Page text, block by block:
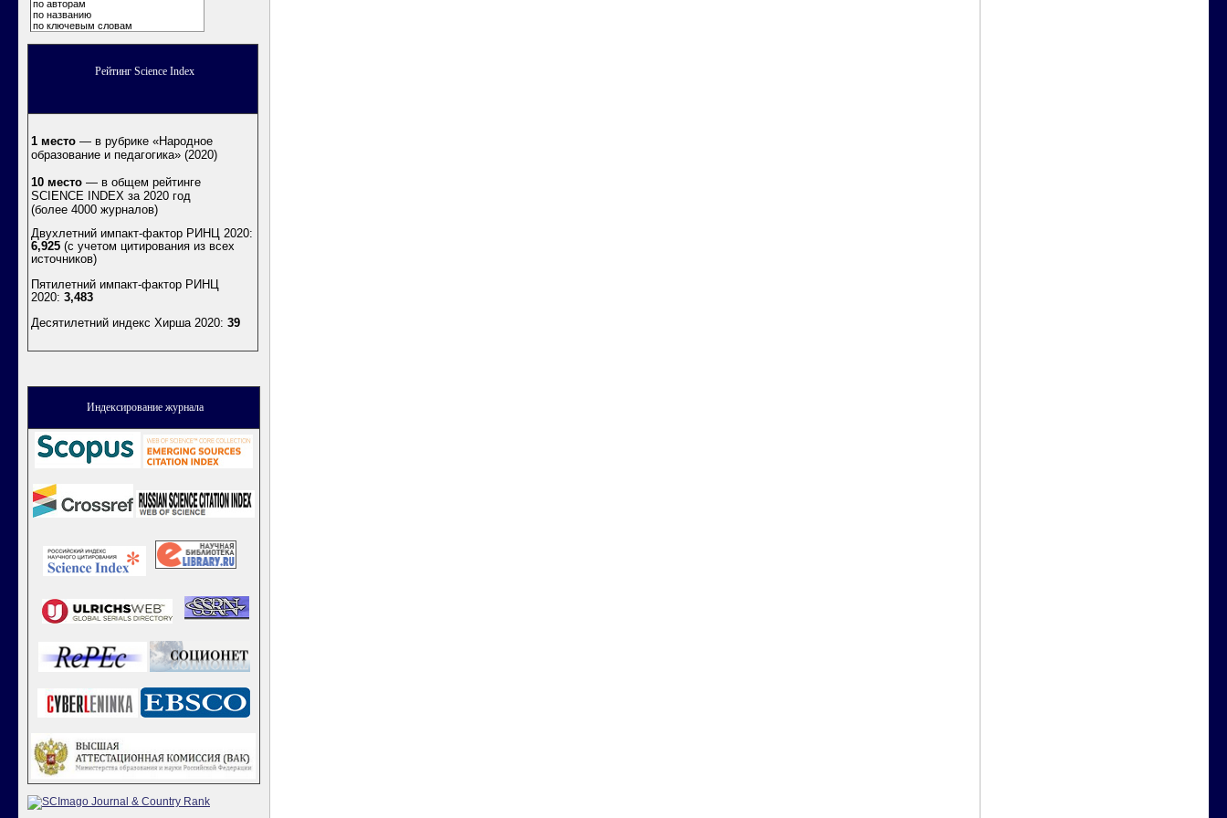
по авторам
по названию
по ключевым словам
Рейтинг Science Index
1 место — в рубрике «Народное
образование и педагогика» (2020)
10 место — в общем рейтинге
SCIENCE INDEX за 2020 год
(более 4000 журналов)
Двухлетний импакт-фактор РИНЦ 2020:
6,925 (с учетом цитирования из всех
источников)
Пятилетний импакт-фактор РИНЦ
2020: 3,483
Десятилетний индекс Хирша 2020: 39
Индексирование журнала